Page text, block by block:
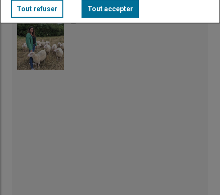
Pâturage et ACS pour protéger l'eau
Tout refuser Tout accepter